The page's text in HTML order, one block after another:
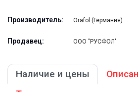
Производитель: Orafol (Германия)
Продавец: ООО "РУСФОЛ"
Наличие и цены